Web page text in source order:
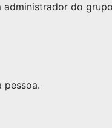
administrador do
pessoa.